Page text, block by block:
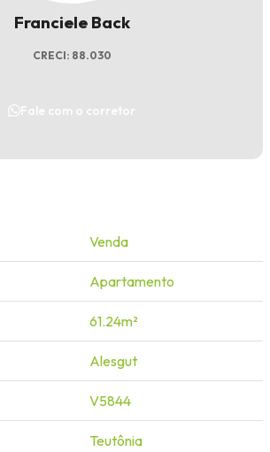
Franciele Back
CRECI: 88.030
Fale com o corretor
Venda
Apartamento
61.24m²
Alesgut
V5844
Teutônia